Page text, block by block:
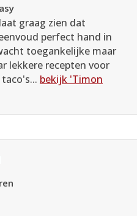
graag zien dat
perfect hand in
toegankelijke maar
lekkere recepten voor
bekijk 'Timon